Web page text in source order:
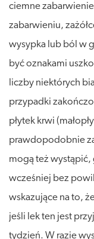
ciemne
zabarwieniu,
wysypka lub ból w
być oznakami
liczby niektórych
przypadki
płytek krwi
prawdopodobnie
mogą też wystąpić,
wcześniej bez
wskazujące na to,
jeśli lek ten jest
tydzień. W razie